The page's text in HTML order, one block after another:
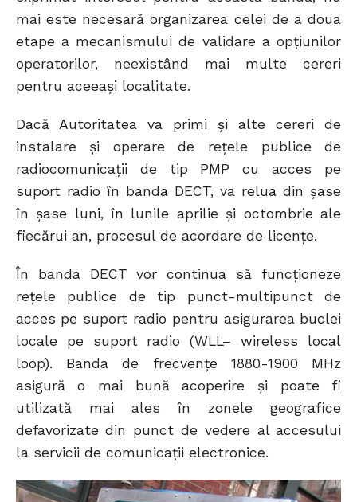
mai este necesară organizarea celei de a doua
etape a mecanismului de validare a opţiunilor
operatorilor, neexistând mai multe cereri
pentru aceeași localitate.
Dacă Autoritatea va primi şi alte cereri de
instalare şi operare de reţele publice de
radiocomunicaţii de tip PMP cu acces pe
suport radio în banda DECT, va relua din şase
în şase luni, în lunile aprilie şi octombrie ale
fiecărui an, procesul de acordare de licenţe.
În banda DECT vor continua să funcționeze
reţele publice de tip punct-multipunct de
acces pe suport radio pentru asigurarea buclei
locale pe suport radio (WLL– wireless local
loop). Banda de frecvenţe 1880-1900 MHz
asigură o mai bună acoperire şi poate fi
utilizată mai ales în zonele geografice
defavorizate din punct de vedere al accesului
la servicii de comunicaţii electronice.